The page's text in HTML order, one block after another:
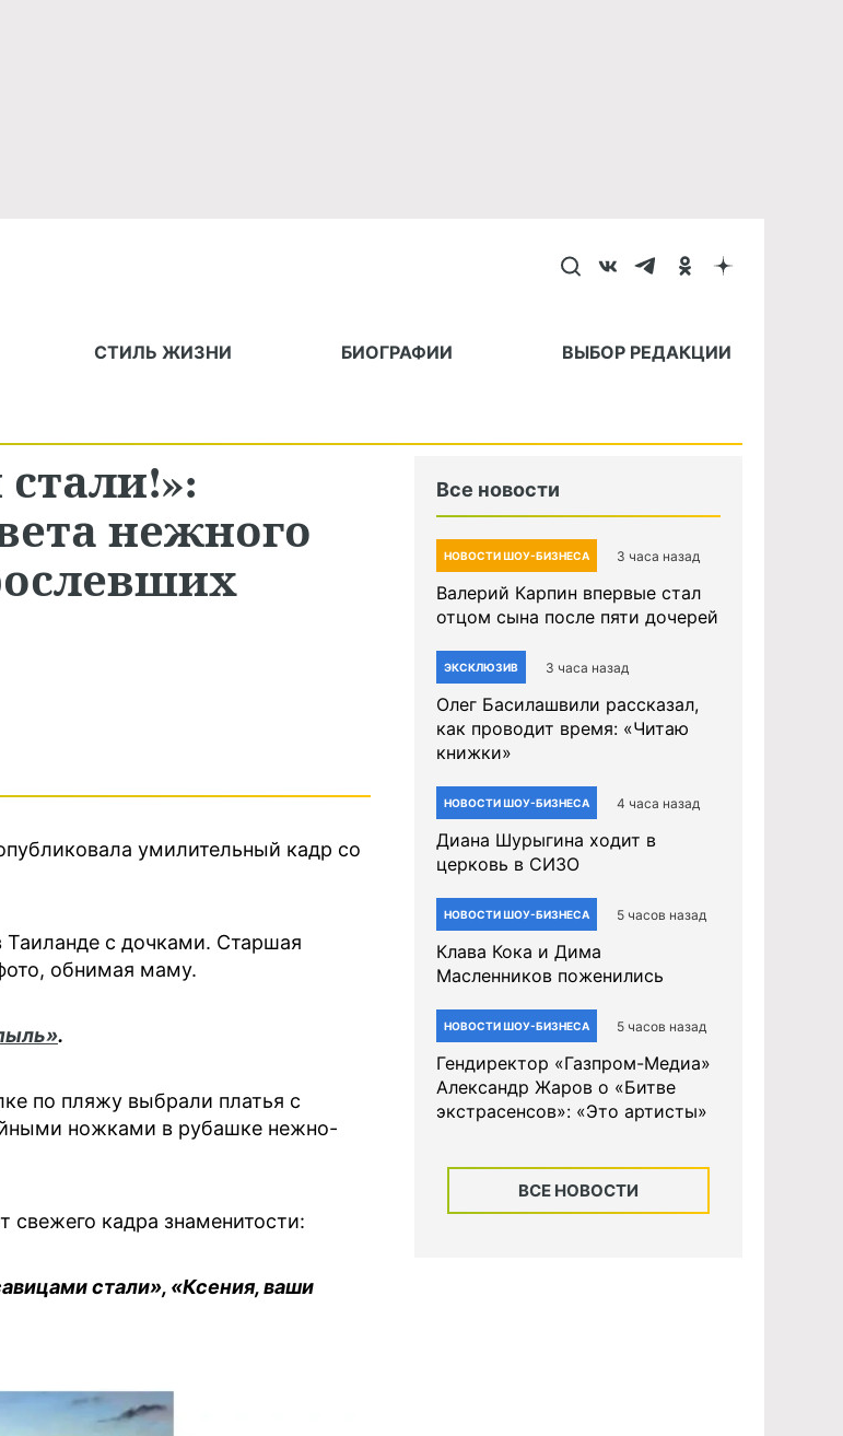
СТИЛЬ ЖИЗНИ БИОГРАФИИ ВЫБОР РЕДАКЦИИ
нежного
умилительный кадр со
Таиланде с дочками. Старшая
обнимая маму.
.
по пляжу выбрали платья с
ножками в рубашке нежно-
свежего кадра знаменитости:
стали», «Ксения, ваши
Все новости
НОВОСТИ ШОУ-БИЗНЕСА 3 часа назад
Валерий Карпин впервые стал
отцом сына после пяти дочерей
ЭКСКЛЮЗИВ 3 часа назад
Олег Басилашвили рассказал,
как проводит время: «Читаю
книжки»
НОВОСТИ ШОУ-БИЗНЕСА 4 часа назад
Диана Шурыгина ходит в
церковь в СИЗО
НОВОСТИ ШОУ-БИЗНЕСА 5 часов назад
Клава Кока и Дима
Масленников поженились
НОВОСТИ ШОУ-БИЗНЕСА 5 часов назад
Гендиректор «Газпром-Медиа»
Александр Жаров о «Битве
экстрасенсов»: «Это артисты»
ВСЕ НОВОСТИ